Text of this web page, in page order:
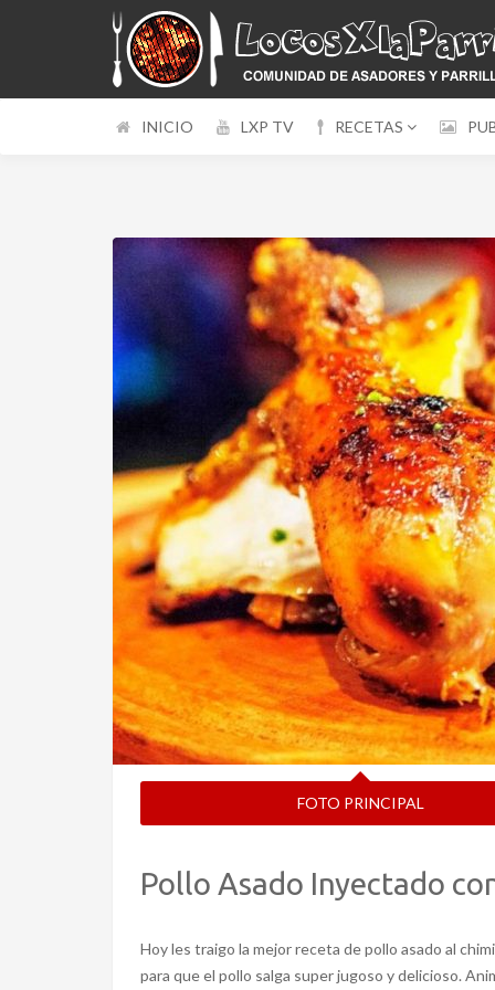
INICIO LXP TV RECETAS
FOTO PRINCIPAL
Pollo Asado Inyectado
Hoy les traigo la mejor receta de pollo asado al
para que el pollo salga super jugoso y delicioso.